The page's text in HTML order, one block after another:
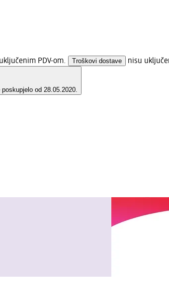
PDV-om. Troškovi dostave nisu
poskupjelo od 28.05.2020.